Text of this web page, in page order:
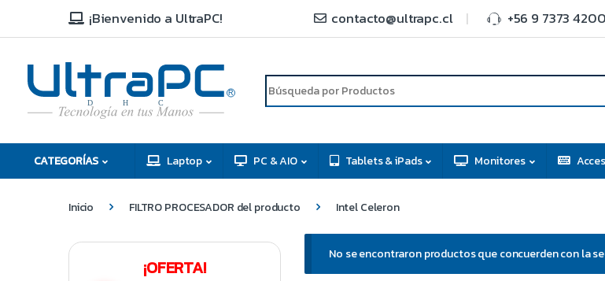
¡Bienvenido a UltraPC! contacto@ultrapc.cl +56 9 7373 4200
C
H
D
R
CATEGORÍAS Laptop PC & AIO Tablets & iPads Monitores
Inicio FILTRO PROCESADOR del producto Intel Celeron
No se encontraron productos que concuerden con la
¡OFERTA!